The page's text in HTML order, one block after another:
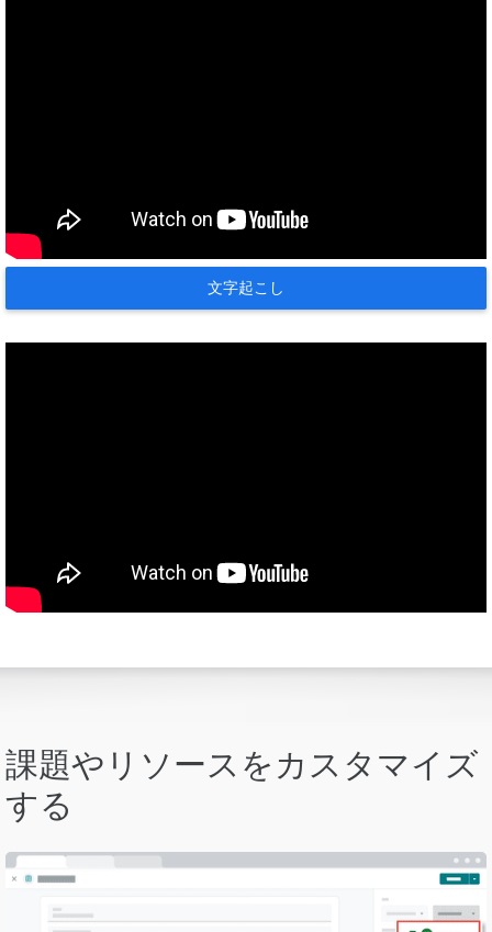
文字起こし
課題やリソースをカスタマイズ
する